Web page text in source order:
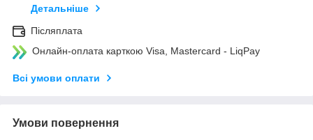
Детальніше
Післяплата
Онлайн-оплата карткою Visa, Mastercard - LiqPay
Всі умови оплати
Умови повернення